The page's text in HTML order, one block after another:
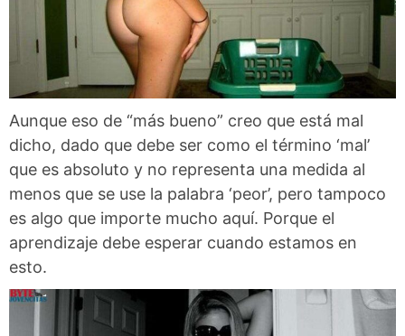
Aunque eso de “más bueno” creo que está mal
dicho, dado que debe ser como el término ‘mal’
que es absoluto y no representa una medida al
menos que se use la palabra ‘peor’, pero tampoco
es algo que importe mucho aquí. Porque el
aprendizaje debe esperar cuando estamos en
esto.